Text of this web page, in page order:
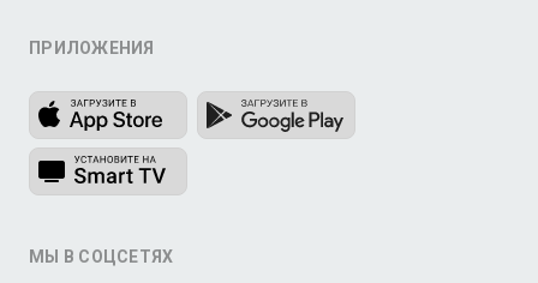
ПРИЛОЖЕНИЯ
МЫ В СОЦСЕТЯХ